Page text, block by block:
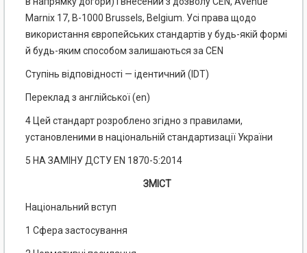
Marnix 17, В-1000 Brussels, Belgium. Усі права щодо
використання європейських стандартів у будь-якій формі
й будь-яким способом залишаються за CEN
Ступінь відповідності — ідентичний (IDT)
Переклад з англійської (еn)
4 Цей стандарт розроблено згідно з правилами,
установленими в національній стандартизації України
5 НА ЗАМІНУ ДСТУ EN 1870-5:2014
ЗМІСТ
Національний вступ
1 Сфера застосування